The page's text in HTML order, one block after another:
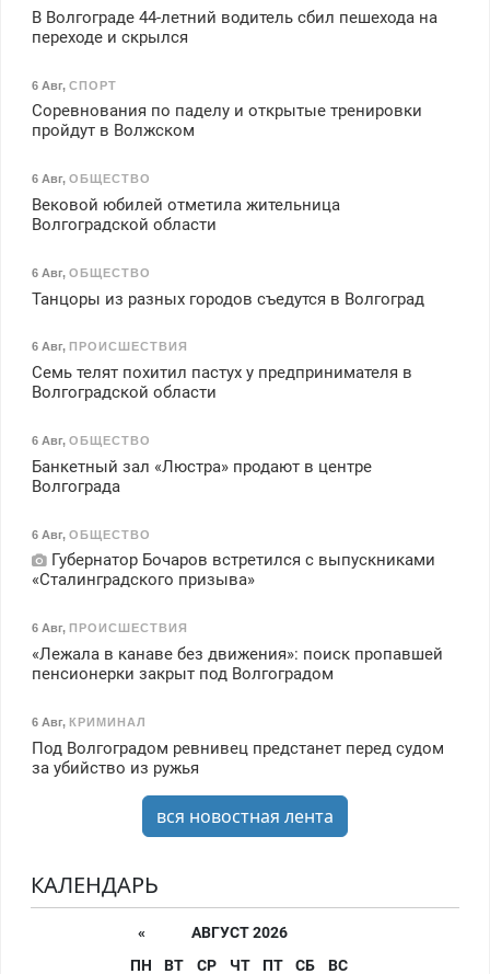
В Волгограде 44-летний водитель сбил пешехода на
переходе и скрылся
6 Авг, СПОРТ
Соревнования по паделу и открытые тренировки
пройдут в Волжском
6 Авг, ОБЩЕСТВО
Вековой юбилей отметила жительница
Волгоградской области
6 Авг, ОБЩЕСТВО
Танцоры из разных городов съедутся в Волгоград
6 Авг, ПРОИСШЕСТВИЯ
Семь телят похитил пастух у предпринимателя в
Волгоградской области
6 Авг, ОБЩЕСТВО
Банкетный зал «Люстра» продают в центре
Волгограда
6 Авг, ОБЩЕСТВО
Губернатор Бочаров встретился с выпускниками
«Сталинградского призыва»
6 Авг, ПРОИСШЕСТВИЯ
«Лежала в канаве без движения»: поиск пропавшей
пенсионерки закрыт под Волгоградом
6 Авг, КРИМИНАЛ
Под Волгоградом ревнивец предстанет перед судом
за убийство из ружья
вся новостная лента
КАЛЕНДАРЬ
«
АВГУСТ 2026
ПН
ВТ СР ЧТ ПТ СБ ВС